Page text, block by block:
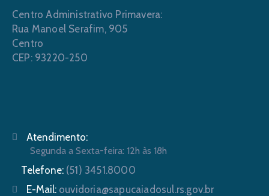
Centro Administrativo Primavera:
Rua Manoel Serafim, 905
Centro
CEP: 93220-250
Atendimento:
Segunda a Sexta-feira: 12h às 18h
Telefone: (51) 3451.8000
E-Mail: ouvidoria@sapucaiadosul.rs.gov.br